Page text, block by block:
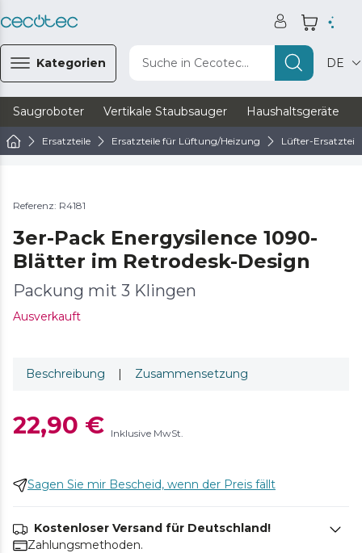
Kategorien Suche in Cecotec... DE
Saugroboter Vertikale Staubsauger Haushaltsgeräte
Ersatzteile Ersatzteile für Lüftung/Heizung Lüfter-Ersatzteile
Referenz: R4181
3er-Pack Energysilence 1090-
Blätter im Retrodesk-Design
Packung mit 3 Klingen
Ausverkauft
Beschreibung | Zusammensetzung
22,90 € Inklusive MwSt.
Sagen Sie mir Bescheid, wenn der Preis fällt
Kostenloser Versand für Deutschland!
Zahlungsmethoden.